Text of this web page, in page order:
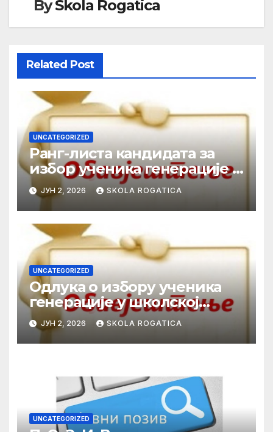
BySkola Rogatica
Related Post
UNCATEGORIZED
Ранг-листа кандидата за
избор ученика генерације у
школској 2025/2026. години
ЈУН 2, 2026 SKOLA ROGATICA
UNCATEGORIZED
Одлука о избору ученика
генерације у школској
2025/2026. години
ЈУН 2, 2026 SKOLA ROGATICA
UNCATEGORIZED